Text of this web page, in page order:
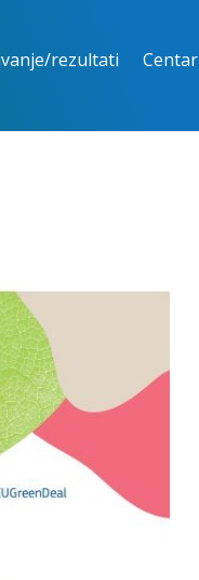
rezultati Centar